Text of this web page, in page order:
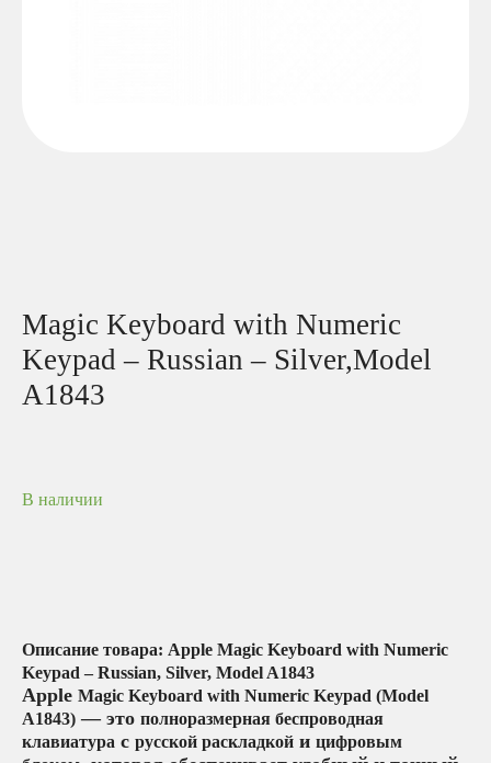
Magic Keyboard with Numeric
Keypad – Russian – Silver,Model
A1843
В наличии
Описание товара: Apple Magic Keyboard with Numeric
Keypad – Russian, Silver, Model A1843
Apple Magic Keyboard with Numeric Keypad (Model
A1843) — это полноразмерная беспроводная
клавиатура с русской раскладкой и цифровым